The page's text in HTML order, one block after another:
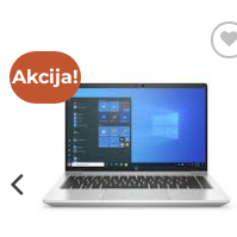
Akcija!
wishlist